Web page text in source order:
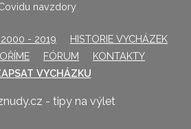
navzdory
2000 - 2019
HISTORIE VYCHÁZEK
FÓRUM
KONTAKTY
VYCHÁZKU